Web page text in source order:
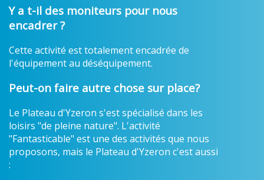
Y a t-il des moniteurs pour nous
encadrer ?
Cette activité est totalement encadrée de
l'équipement au déséquipement.
Peut-on faire autre chose sur place?
Le Plateau d'Yzeron s'est spécialisé dans les
loisirs "de pleine nature". L'activité
"Fantasticable" est une des activités que nous
proposons, mais le Plateau d'Yzeron c'est aussi
: